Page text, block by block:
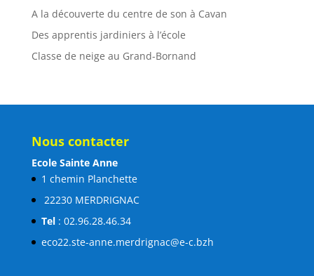
A la découverte du centre de son à Cavan
Des apprentis jardiniers à l’école
Classe de neige au Grand-Bornand
Nous contacter
Ecole Sainte Anne
1 chemin Planchette
22230 MERDRIGNAC
Tel: 02.96.28.46.34
eco22.ste-anne.merdrignac@e-c.bzh